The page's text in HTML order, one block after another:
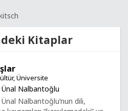
Kitaplar
Üniversite
Ünal Nalbantoğlu
Nalbantoğlu’nun dili,